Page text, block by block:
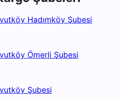
Hadımköy Şubesi
Ömerli Şubesi
Şubesi